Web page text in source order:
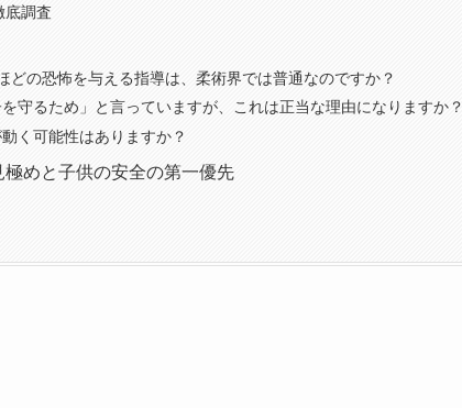
底調査
どの恐怖を与える指導は、柔術界では普通なのですか？
守るため」と言っていますが、これは正当な理由になりますか？
く可能性はありますか？
めと子供の安全の第一優先